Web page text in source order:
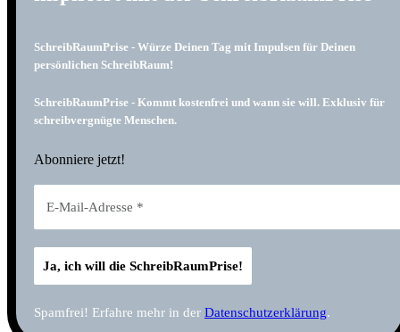
SchreibRaumPrise - Würze Deinen Tag mit Impulsen für Deinen
persönlichen SchreibRaum!
SchreibRaumPrise - Kommt kostenfrei und wann sie will. Exklusiv für
schreibvergnügte Menschen.
Abonniere jetzt!
Spamfrei! Erfahre mehr in der Datenschutzerklärung.